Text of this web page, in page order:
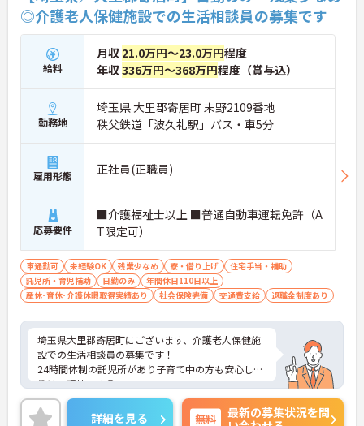
◎介護老人保健施設での生活相談員の募集です
給料
月収 21.0万円～23.0万円程度
年収336万円～368万円程度（賞与込）
勤務地
埼玉県 大里郡寄居町 末野2109番地
秩父鉄道「波久礼駅」バス・車5分
雇用形態 正社員(正職員)
応募要件
■介護福祉士以上 ■普通自動車運転免許（A
T限定可）
車通勤可 未経験OK 残業少なめ 寮・借り上げ
住宅手当・補助
託児所・育児補助
日勤のみ
年間休日110日以上
産休･育休･介護休暇取得実績あり
社会保険完備 交通費支給 退職金制度あり
埼玉県大里郡寄居町にございます、介護老人保健施
設での生活相談員の募集です！
24時間体制の託児所があり子育て中の方も安心して
働ける環境です◎
残業少なめ・お休み多めでプライベートも充実で
す！
詳細を見る 無料
最新の募集状況を問